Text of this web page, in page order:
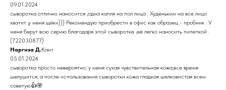
09.01.2024
сыворотка отлично наносится ,одна капля на пол лица . Худеньким на все лицо
хватит ,у меня щёки))) Рекомендую приобрести в офис как образец - пробник . У
меня берут всю серию благодаря этой сыворотке ,её легко наносить пипеткой .
(722030877)
Наргиза Д.Кант
05.01.2024
сыворотка просто невероятно, у меня сухая чувствительная кожа,все время
шелушится, а после использования сыворотки кожа гладкая шелковистая всем
советую👍🌸